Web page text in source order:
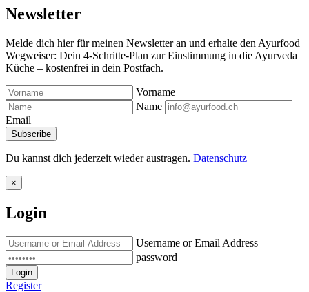
Newsletter
Melde dich hier für meinen Newsletter an und erhalte den Ayurfood
Wegweiser: Dein 4-Schritte-Plan zur Einstimmung in die Ayurveda
Küche – kostenfrei in dein Postfach.
Vorname
Name
Email
Du kannst dich jederzeit wieder austragen. Datenschutz
×
Login
Username or Email Address
password
Login
Register